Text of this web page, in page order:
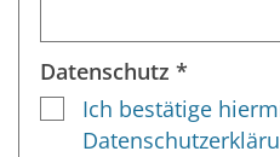
Datenschutz *
Ich bestätige